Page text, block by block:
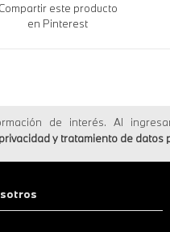
Compartir este producto
en Pinterest
de interés. Al
y tratamiento de datos